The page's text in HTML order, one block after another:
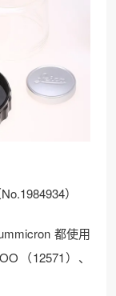
）
都使用
（12571）、